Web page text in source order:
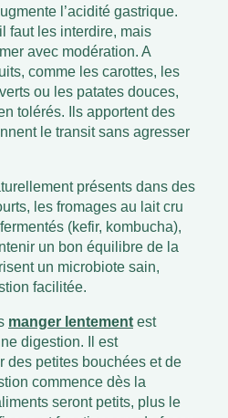
l’acidité gastrique.
faut les interdire, mais
avec modération. A
comme les carottes, les
ou les patates douces,
tolérés. Ils apportent des
le transit sans agresser
présents dans des
les fromages au lait cru
(kefir, kombucha),
un bon équilibre de la
un microbiote sain,
facilitée.
manger lentement est
digestion. Il est
des petites bouchées et de
commence dès la
seront petits, plus le